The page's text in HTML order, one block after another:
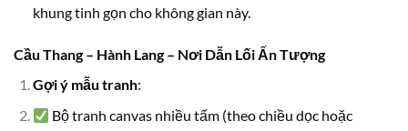
khung tinh gọn cho không gian này.
Cầu Thang – Hành Lang – Nơi Dẫn Lối Ấn Tượng
Gợi ý mẫu tranh:
Bộ tranh canvas nhiều tấm (theo chiều dọc hoặc